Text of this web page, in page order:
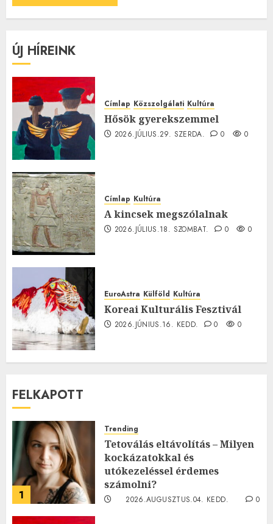
ÚJ HÍREINK
Címlap Közszolgálati Kultúra
Hősök gyerekszemmel
2026.JÚLIUS.29. SZERDA. 0 0
Címlap Kultúra
A kincsek megszólalnak
2026.JÚLIUS.18. SZOMBAT. 0 0
EuroAstra Külföld Kultúra
Koreai Kulturális Fesztivál
2026.JÚNIUS.16. KEDD. 0 0
FELKAPOTT
1
Trending
Tetoválás eltávolítás – Milyen
kockázatokkal és
utókezeléssel érdemes
számolni?
2026.AUGUSZTUS.04. KEDD.
0